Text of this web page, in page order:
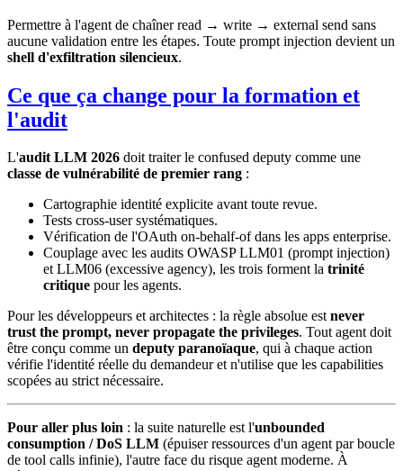
Permettre à l'agent de chaîner read → write → external send sans
aucune validation entre les étapes. Toute prompt injection devient un
shell d'exfiltration silencieux.
Ce que ça change pour la formation et
l'audit
L'audit LLM 2026 doit traiter le confused deputy comme une
classe de vulnérabilité de premier rang :
Cartographie identité explicite avant toute revue.
Tests cross-user systématiques.
Vérification de l'OAuth on-behalf-of dans les apps enterprise.
Couplage avec les audits OWASP LLM01 (prompt injection)
et LLM06 (excessive agency), les trois forment la trinité
critique pour les agents.
Pour les développeurs et architectes : la règle absolue estnever
trust the prompt, never propagate the privileges. Tout agent doit
être conçu comme un deputy paranoïaque, qui à chaque action
vérifie l'identité réelle du demandeur et n'utilise que les capabilities
scopées au strict nécessaire.
Pour aller plus loin : la suite naturelle est l'unbounded
consumption / DoS LLM (épuiser ressources d'un agent par boucle
de tool calls infinie), l'autre face du risque agent moderne. À